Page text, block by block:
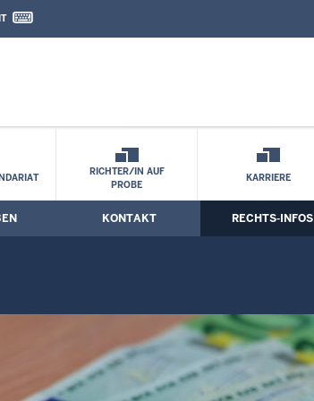
Kontaktformular
RICHTER/IN AUF
PROBE
KARRIERE
KONTAKT RECHTS-INFOS